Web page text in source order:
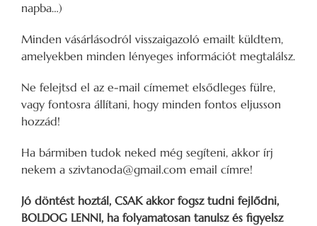
napba…)
Minden vásárlásodról visszaigazoló emailt küldtem,
amelyekben minden lényeges információt megtalálsz.
Ne felejtsd el az e-mail címemet elsődleges fülre,
vagy fontosra állítani, hogy minden fontos eljusson
hozzád!
Ha bármiben tudok neked még segíteni, akkor írj
nekem a szivtanoda@gmail.com email címre!
Jó döntést hoztál, CSAK akkor fogsz tudni fejlődni,
BOLDOG LENNI, ha folyamatosan tanulsz és figyelsz